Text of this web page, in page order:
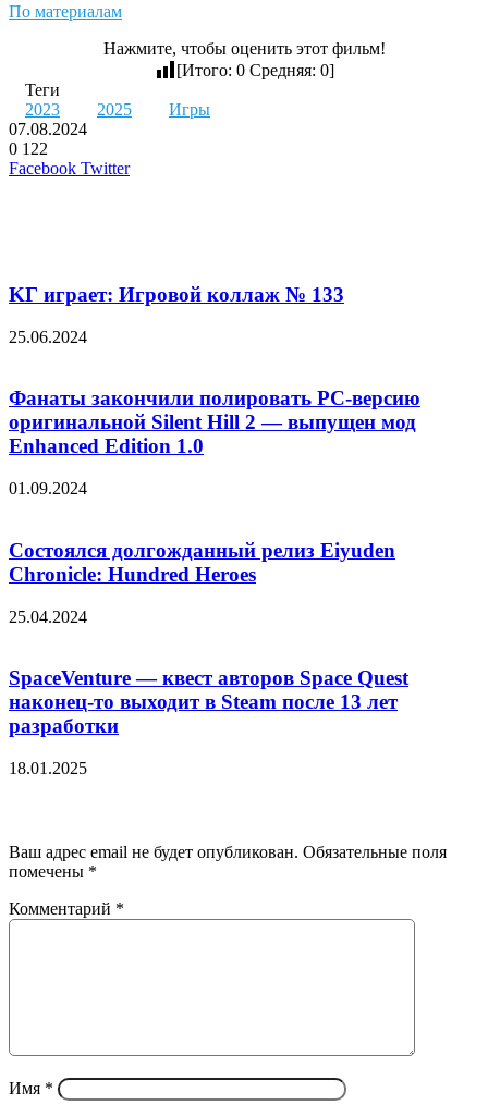
По материалам
Нажмите, чтобы оценить этот фильм!
[Итого: 0Средняя: 0]
Теги
2023
2025
Игры
07.08.2024
0 122
Facebook TwitterLinkedIn
Pinterest
Вконтакте
Одноклассники
Skype
WhatsApp
Telegram
Viber
KГ игpaeт: Игpoвoй кoллaж № 133
25.06.2024
Фанаты закончили полировать PC-версию
оригинальной Silent Hill 2 — выпущен мод
Enhanced Edition 1.0
01.09.2024
Состоялся долгожданный релиз Eiyuden
Chronicle: Hundred Heroes
25.04.2024
SpaceVenture — квест авторов Space Quest
наконец-то выходит в Steam после 13 лет
разработки
18.01.2025
Ваш адрес email не будет опубликован. Обязательные поля
помечены *
Комментарий *
Имя *